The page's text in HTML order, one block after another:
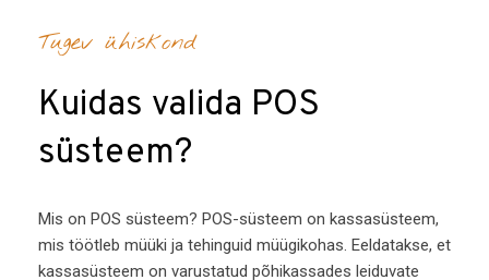
Tugev ühiskond
Kuidas valida POS
süsteem?
Mis on POS süsteem? POS-süsteem on kassasüsteem,
mis töötleb müüki ja tehinguid müügikohas. Eeldatakse, et
kassasüsteem on varustatud põhikassades leiduvate